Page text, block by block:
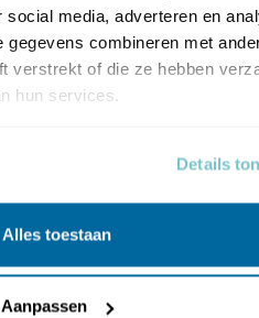
media, adverteren en
gegevens combineren met
verstrekt of die ze hebben
hun services.
Details
Alles toestaan
Aanpassen